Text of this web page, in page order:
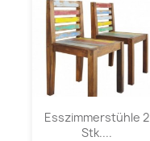
Esszimmerstühle 2
Stk....